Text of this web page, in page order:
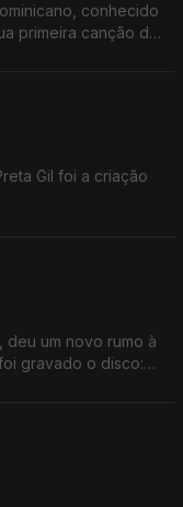
conhecido
primeira canção de
Gil foi a criação
deu um novo rumo à
gravado o disco: